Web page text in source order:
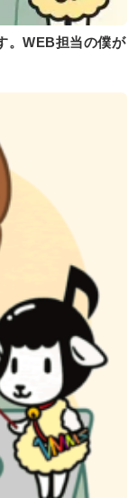
。WEB担当の僕が